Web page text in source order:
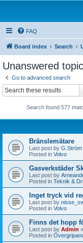
FAQ
Board index Search
Unanswered
Go to advanced search
Search found 577
Bränslemätare
Last post by G.Ström
Posted in Volvo
Gasverkstäder
Last post by
Posted in Teknik &
Inget tryck vid
Last post by
Posted in Volvo
Finns det hopp
Last post by Admin «
Posted in